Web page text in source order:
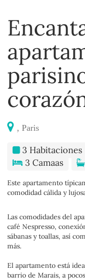
, Paris
3 Habitaciones
3 Camaas
Este apartamento
comodidad cálida y
Las comodidades del
café Nespresso,
sábanas y toallas, así
más.
El apartamento está
barrio de Marais, a